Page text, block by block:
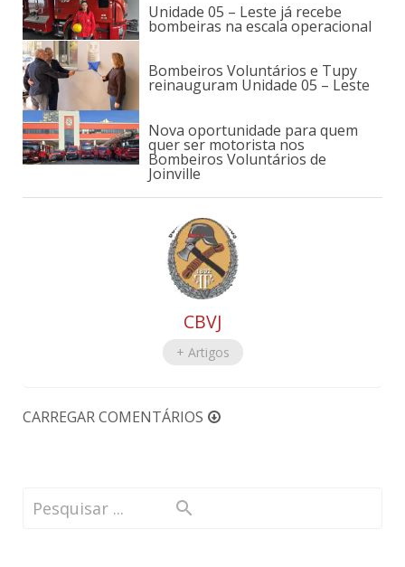
Unidade 05 – Leste já recebe
bombeiras na escala operacional
Bombeiros Voluntários e Tupy
reinauguram Unidade 05 – Leste
Nova oportunidade para quem
quer ser motorista nos
Bombeiros Voluntários de
Joinville
CBVJ
+ Artigos
CARREGAR COMENTÁRIOS